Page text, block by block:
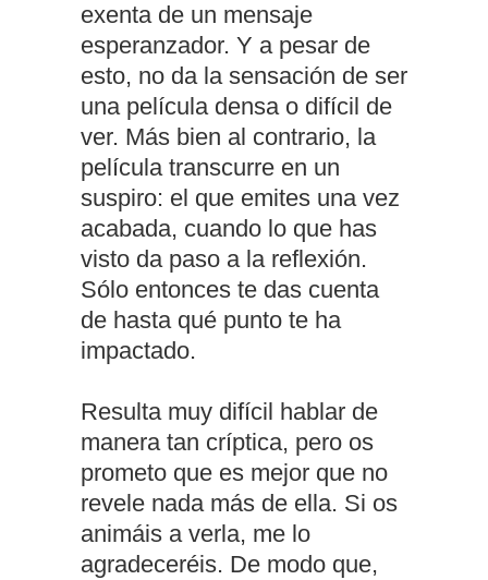
exenta de un mensaje
esperanzador. Y a pesar de
esto, no da la sensación de ser
una película densa o difícil de
ver. Más bien al contrario, la
película transcurre en un
suspiro: el que emites una vez
acabada, cuando lo que has
visto da paso a la reflexión.
Sólo entonces te das cuenta
de hasta qué punto te ha
impactado.
Resulta muy difícil hablar de
manera tan críptica, pero os
prometo que es mejor que no
revele nada más de ella. Si os
animáis a verla, me lo
agradeceréis. De modo que,